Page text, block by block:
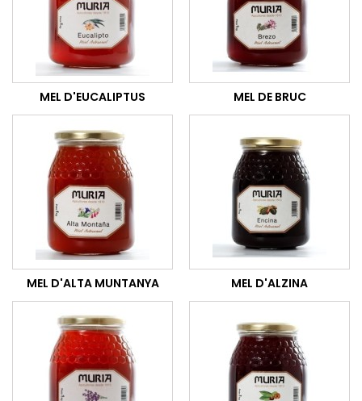
MEL D'EUCALIPTUS MEL DE BRUC
MEL D'ALTA MUNTANYA MEL D'ALZINA